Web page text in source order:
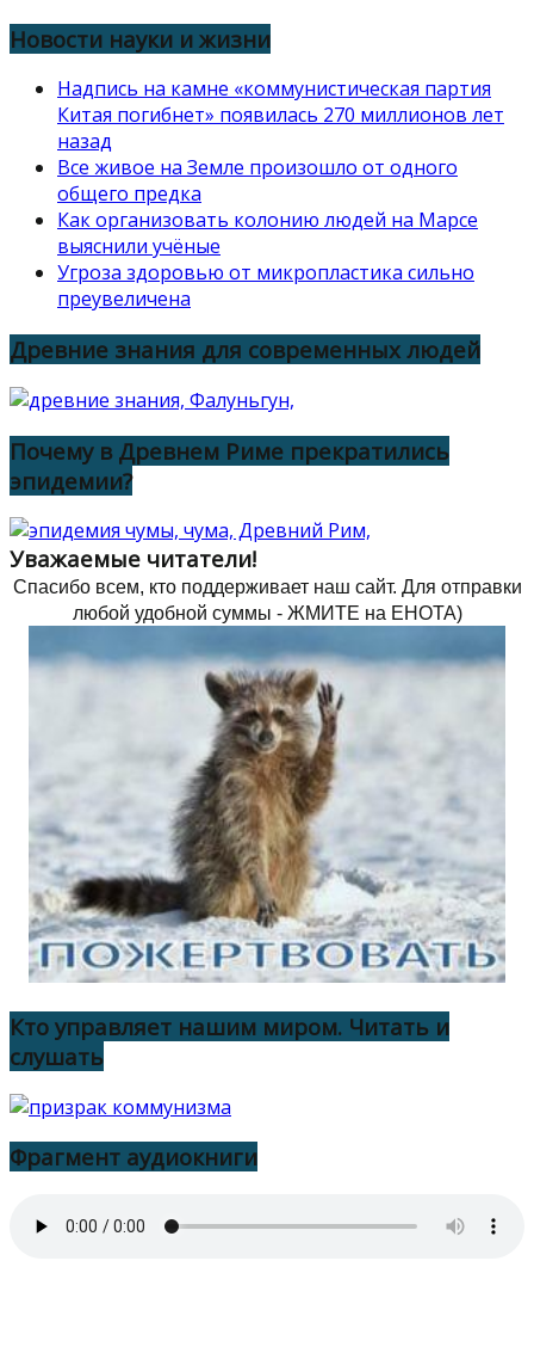
Новости науки и жизни
Надпись на камне «коммунистическая партия
Китая погибнет» появилась 270 миллионов лет
назад
Все живое на Земле произошло от одного
общего предка
Как организовать колонию людей на Марсе
выяснили учёные
Угроза здоровью от микропластика сильно
преувеличена
Древние знания для современных людей
Почему в Древнем Риме прекратились
эпидемии?
Уважаемые читатели!
Спасибо всем, кто поддерживает наш сайт. Для отправки
любой удобной суммы - ЖМИТЕ на ЕНОТА)
Кто управляет нашим миром. Читать и
слушать
Фрагмент аудиокниги